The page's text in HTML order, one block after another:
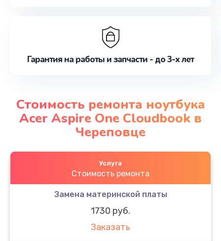
Гарантия на работы и запчасти - до 3-х лет
Стоимость ремонта ноутбука
Acer Aspire One Cloudbook в
Череповце
Услуга
Стоимость ремонта
Замена материнской платы
1730 руб.
Заказать